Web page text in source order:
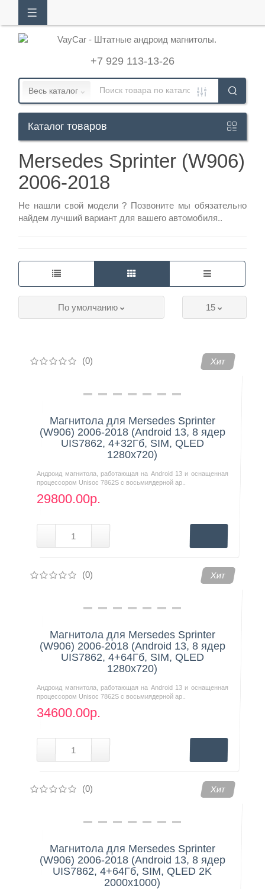
ТОВАРОВ
113-
13-
работы
+7 929 113-13-26
Весь каталог
Каталог товаров
Mersedes Sprinter (W906)
2006-2018
Не нашли свой модели ? Позвоните мы обязательно
найдем лучший вариант для вашего автомобиля..
15
По умолчанию
(0) Хит
Магнитола для Mersedes Sprinter
(W906) 2006-2018 (Android 13, 8 ядер
UIS7862, 4+32Гб, SIM, QLED
1280x720)
Андроид магнитола, работающая на Android 13 и оснащенная
процессором Unisoc 7862S с восьмиядерной ар..
29800.00р.
(0) Хит
Магнитола для Mersedes Sprinter
(W906) 2006-2018 (Android 13, 8 ядер
UIS7862, 4+64Гб, SIM, QLED
1280x720)
Андроид магнитола, работающая на Android 13 и оснащенная
процессором Unisoc 7862S с восьмиядерной ар..
34600.00р.
(0) Хит
Магнитола для Mersedes Sprinter
(W906) 2006-2018 (Android 13, 8 ядер
UIS7862, 4+64Гб, SIM, QLED 2K
2000x1000)